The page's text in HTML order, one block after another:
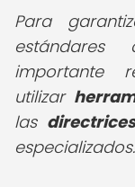
Para
importante
utilizar
las directrices
especializados.